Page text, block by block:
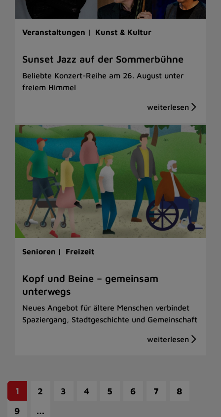
Veranstaltungen | Kunst & Kultur
Sunset Jazz auf der Sommerbühne
Beliebte Konzert-Reihe am 26. August unter
freiem Himmel
Senioren | Freizeit
Kopf und Beine – gemeinsam
unterwegs
Neues Angebot für ältere Menschen verbindet
Spaziergang, Stadtgeschichte und Gemeinschaft
1 2 3 4 5 6 7
8
9
…